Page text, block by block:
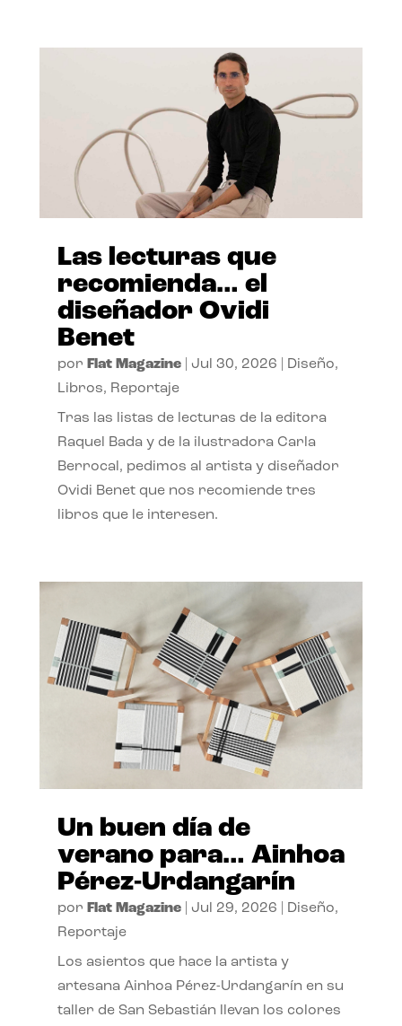
Las lecturas que
recomienda… el
diseñador Ovidi
Benet
por Flat Magazine| Jul 30, 2026 Diseño,
Libros, Reportaje
Tras las listas de lecturas de la editora
Raquel Bada y de la ilustradora Carla
Berrocal, pedimos al artista y diseñador
Ovidi Benet que nos recomiende tres
libros que le interesen.
Un buen día de
verano para… Ainhoa
Pérez-Urdangarín
por Flat Magazine| Jul 29, 2026 Diseño,
Reportaje
Los asientos que hace la artista y
artesana Ainhoa Pérez-Urdangarín en su
taller de San Sebastián llevan los colores